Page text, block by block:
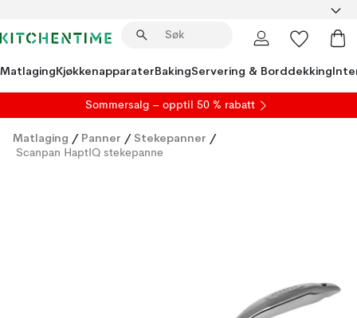
MatlagingKjøkkenapparaterBakingServering & Borddekking
Sommersalg – opptil 50 % rabatt
Matlaging / Panner / Stekepanner /
Scanpan HaptIQ stekepanne